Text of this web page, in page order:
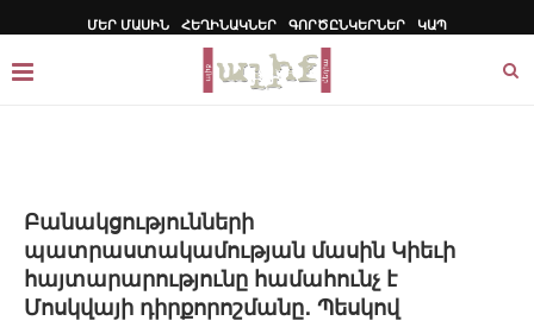
ՄԵՐ ՄԱՍԻՆ ՀԵՂԻՆԱԿՆԵՐ ԳՈՐԾԸՆԿԵՐՆԵՐ ԿԱՊ
Բանակցությունների
պատրաստակամության մասին Կիեւի
հայտարարությունը համահունչ է
Մոսկվայի դիրքորոշմանը․ Պեսկով